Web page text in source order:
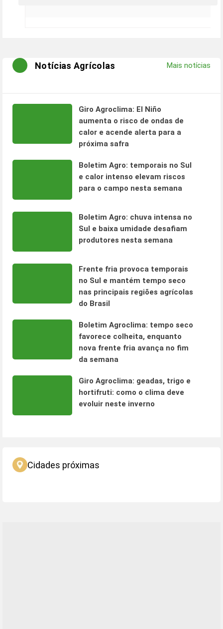
Notícias Agrícolas Mais notícias
Giro Agroclima: El Niño
aumenta o risco de ondas de
calor e acende alerta para a
próxima safra
Boletim Agro: temporais no Sul
e calor intenso elevam riscos
para o campo nesta semana
Boletim Agro: chuva intensa no
Sul e baixa umidade desafiam
produtores nesta semana
Frente fria provoca temporais
no Sul e mantém tempo seco
nas principais regiões agrícolas
do Brasil
Boletim Agroclima: tempo seco
favorece colheita, enquanto
nova frente fria avança no fim
da semana
Giro Agroclima: geadas, trigo e
hortifruti: como o clima deve
evoluir neste inverno
Cidades próximas